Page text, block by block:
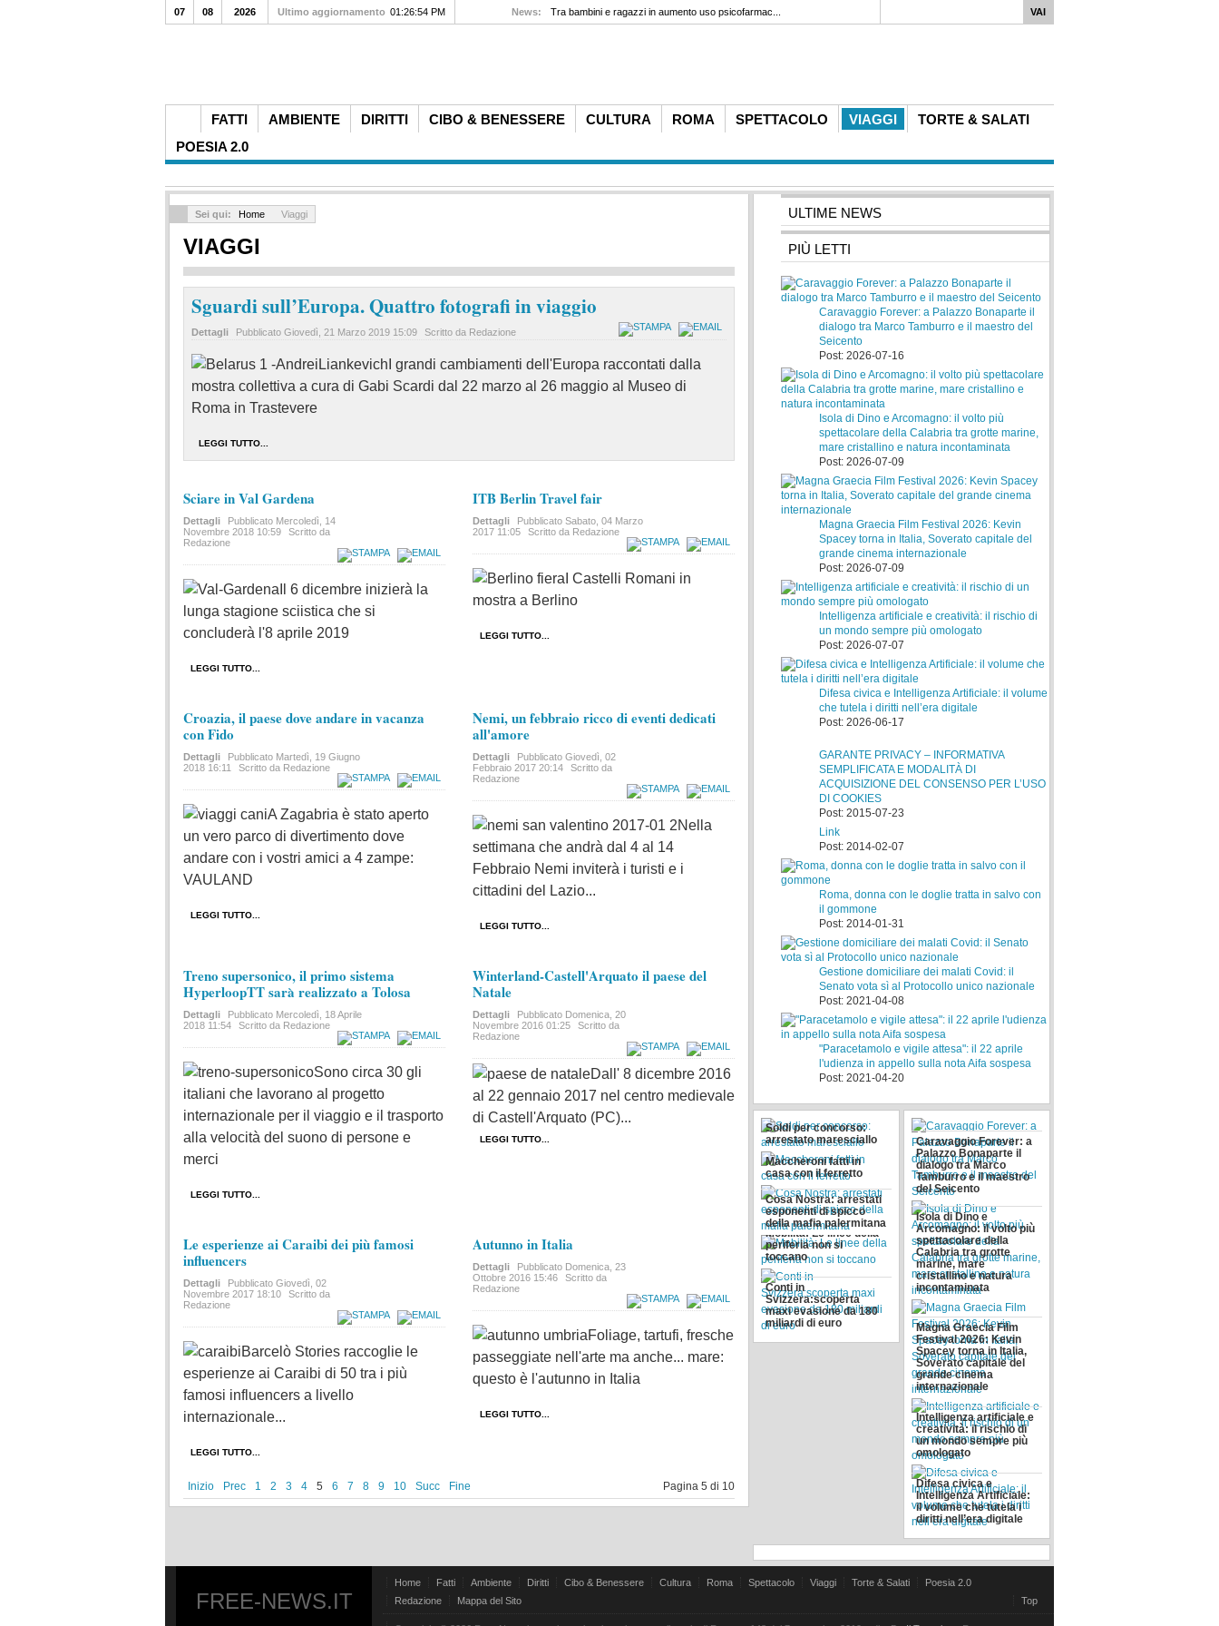
FATTI AMBIENTE DIRITTI CIBO & BENESSERE CULTURA ROMA SPETTACOLO VIAGGI
TORTE & SALATI
POESIA 2.0
07 08 2026 Ultimo aggiornamento 01:26:54 PM News: Tra bambini e ragazzi in aumento uso psicofarmac...
Sei qui: Home Viaggi
VIAGGI
Sguardi sull’Europa. Quattro fotografi in viaggio
Dettagli Pubblicato Giovedì, 21 Marzo 2019 15:09 Scritto da Redazione
I grandi cambiamenti dell'Europa raccontati dalla
mostra collettiva a cura di Gabi Scardi dal 22 marzo al 26 maggio al Museo di
Roma in Trastevere
LEGGI TUTTO...
Sciare in Val Gardena
Dettagli Pubblicato Mercoledì, 14
Novembre 2018 10:59
Scritto da
Redazione
Il 6 dicembre inizierà la
lunga stagione sciistica che si
concluderà l'8 aprile 2019
LEGGI TUTTO...
ITB Berlin Travel fair
Dettagli PubblicatoSabato, 04 Marzo
2017 11:05
Scritto da Redazione
Castelli Romani in
mostra a Berlino
LEGGI TUTTO...
Croazia, il paese dove andare in vacanza
con Fido
Dettagli Pubblicato Martedì, 19 Giugno
2018 16:11
Scritto da Redazione
A Zagabria è stato aperto
un vero parco di divertimento dove
andare con i vostri amici a 4 zampe:
VAULAND
LEGGI TUTTO...
Nemi, un febbraio ricco di eventi dedicati
all'amore
Dettagli PubblicatoGiovedì, 02
Febbraio 2017 20:14
Scritto da
Redazione
Nella
settimana che andrà dal 4 al 14
Febbraio Nemi inviterà i turisti e i
cittadini del Lazio...
LEGGI TUTTO...
Treno supersonico, il primo sistema
HyperloopTT sarà realizzato a Tolosa
Dettagli Pubblicato Mercoledì, 18 Aprile
2018 11:54
Scritto da Redazione
Sono circa 30 gli
italiani che lavorano al progetto
internazionale per il viaggio e il trasporto
alla velocità del suono di persone e
merci
LEGGI TUTTO...
Winterland-Castell'Arquato il paese del
Natale
Dettagli Pubblicato Domenica, 20
Novembre 2016 01:25
Scritto da
Redazione
Dall' 8 dicembre 2016
al 22 gennaio 2017 nel centro medievale
di Castell'Arquato (PC)...
LEGGI TUTTO...
Le esperienze ai Caraibi dei più famosi
influencers
Dettagli Pubblicato Giovedì, 02
Novembre 2017 18:10
Scritto da
Redazione
Barcelò Stories raccoglie le
esperienze ai Caraibi di 50 tra i più
famosi influencers a livello
internazionale...
LEGGI TUTTO...
Autunno in Italia
Dettagli Pubblicato Domenica, 23
Ottobre 2016 15:46
Scritto da
Redazione
Foliage, tartufi, fresche
passeggiate nell'arte ma anche... mare:
questo è l'autunno in Italia
LEGGI TUTTO...
Pagina 5 di 10
Inizio Prec 1 2 3 4 5 6 7 8 9 10 Succ Fine
ULTIME NEWS
PIÙ LETTI
Caravaggio Forever: a Palazzo Bonaparte il
dialogo tra Marco Tamburro e il maestro del
Seicento
Post: 2026-07-16
Isola di Dino e Arcomagno: il volto più
spettacolare della Calabria tra grotte marine,
mare cristallino e natura incontaminata
Post: 2026-07-09
Magna Graecia Film Festival 2026: Kevin
Spacey torna in Italia, Soverato capitale del
grande cinema internazionale
Post: 2026-07-09
Intelligenza artificiale e creatività: il rischio di
un mondo sempre più omologato
Post: 2026-07-07
Difesa civica e Intelligenza Artificiale: il volume
che tutela i diritti nell’era digitale
Post: 2026-06-17
GARANTE PRIVACY – INFORMATIVA
SEMPLIFICATA E MODALITÀ DI
ACQUISIZIONE DEL CONSENSO PER L’USO
DI COOKIES
Post: 2015-07-23
Link
Post: 2014-02-07
Roma, donna con le doglie tratta in salvo con
il gommone
Post: 2014-01-31
Gestione domiciliare dei malati Covid: il
Senato vota sì al Protocollo unico nazionale
Post: 2021-04-08
"Paracetamolo e vigile attesa": il 22 aprile
l'udienza in appello sulla nota Aifa sospesa
Post: 2021-04-20
Soldi per concorso:
arrestato maresciallo
Maccheroni fatti in
casa con il ferretto
Cosa Nostra: arrestati
esponenti di spicco
della mafia palermitana
Mobilità: Le linee della
periferia non si
toccano
Conti in
Svizzera:scoperta
maxi evasione da 180
miliardi di euro
Caravaggio Forever: a
Palazzo Bonaparte il
dialogo tra Marco
Tamburro e il maestro
del Seicento
Isola di Dino e
Arcomagno: il volto più
spettacolare della
Calabria tra grotte
marine, mare
cristallino e natura
incontaminata
Magna Graecia Film
Festival 2026: Kevin
Spacey torna in Italia,
Soverato capitale del
grande cinema
internazionale
Intelligenza artificiale e
creatività: il rischio di
un mondo sempre più
omologato
Difesa civica e
Intelligenza Artificiale:
il volume che tutela i
diritti nell’era digitale
FREE-NEWS.IT
Home Fatti Ambiente Diritti Cibo & Benessere Cultura Roma Spettacolo Viaggi Torte & Salati
Poesia 2.0
Redazione
Mappa del Sito Top